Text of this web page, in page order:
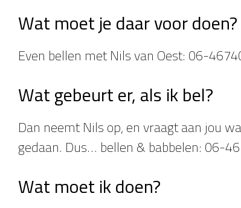
Wat moet je daar voor doen?
Even bellen met Nils van Oest: 06-
Wat gebeurt er, als ik bel?
Dan neemt Nils op, en vraagt aan jou
gedaan. Dus… bellen & babbelen: 06-
Wat moet ik doen?